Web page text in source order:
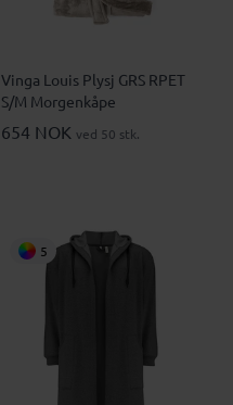
Vinga Louis Plysj GRS RPET
S/M Morgenkåpe
654 NOK ved 50 stk.
5